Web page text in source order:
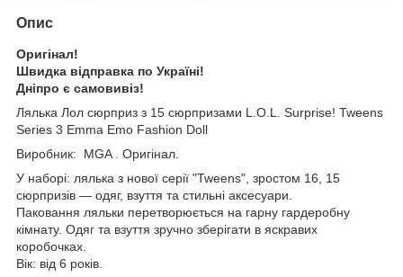
Опис
Оригінал!
Швидка відправка по Україні!
Дніпро є самовивіз!
Лялька Лол сюрприз з 15 сюрпризами L.O.L. Surprise! Tweens
Series 3 Emma Emo Fashion Doll
Виробник: MGA . Оригінал.
У наборі: лялька з нової серії "Tweens", зростом 16, 15
сюрпризів — одяг, взуття та стильні аксесуари.
Паковання ляльки перетворюється на гарну гардеробну
кімнату. Одяг та взуття зручно зберігати в яскравих
коробочках.
Вік: від 6 років.